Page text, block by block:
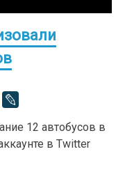
12 автобусов в
в Twitter